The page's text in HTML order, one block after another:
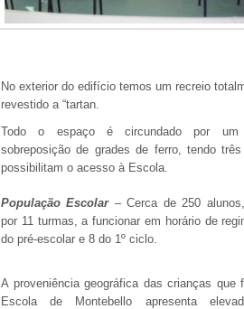
No exterior do edifício temos um recreio
revestido a “tartan.
Todo o espaço é circundado por um
sobreposição de grades de ferro, tendo
possibilitam o acesso à Escola.
População Escolar– Cerca de 250
por 11 turmas, a funcionar em horário de
do pré-escolar e 8 do 1º ciclo.
A proveniência geográfica das crianças que
Escola de Montebello apresenta